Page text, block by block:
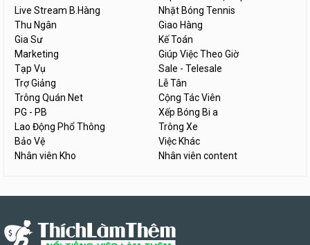
Live Stream B.Hàng
Nhặt Bóng Tennis
Thu Ngân
Giao Hàng
Gia Sư
Kế Toán
Marketing
Giúp Việc Theo Giờ
Tạp Vụ
Sale - Telesale
Trợ Giảng
Lễ Tân
Trông Quán Net
Cộng Tác Viên
PG - PB
Xếp Bóng Bi a
Lao Động Phổ Thông
Trông Xe
Bảo Vệ
Việc Khác
Nhân viên Kho
Nhân viên content